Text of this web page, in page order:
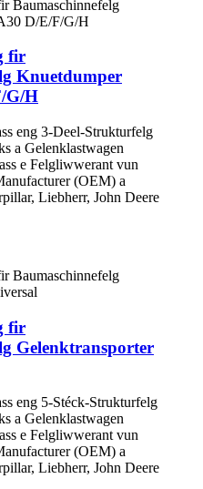
fir
Knuetdumper
G/H
eng 3-Deel-Strukturfelg
a Gelenklastwagen
e Felgliwwerant vun
(OEM) a
Liebherr, John Deere
fir
Gelenktransporter
eng 5-Stéck-Strukturfelg
a Gelenklastwagen
e Felgliwwerant vun
(OEM) a
Liebherr, John Deere